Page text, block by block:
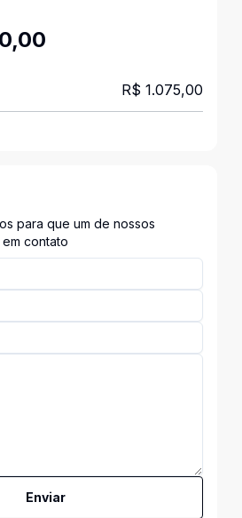
R$ 1.075,00
para que um de nossos
contato
Enviar